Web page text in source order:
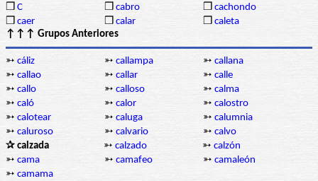
❒ C ❒ cabro ❒ cachondo
❒ caer ❒ calar ❒ caleta
↑↑↑ Grupos Anteriores
➳ cáliz ➳ callampa ➳ callana
➳ callao ➳ callar ➳ calle
➳ callo ➳ calloso ➳ calma
➳ caló ➳ calor ➳ calostro
➳ calotear ➳ caluga ➳ calumnia
➳ caluroso ➳ calvario ➳ calvo
✰ calzada
➳ calzado ➳ calzón
➳ cama ➳ camafeo ➳ camaleón
➳ camama